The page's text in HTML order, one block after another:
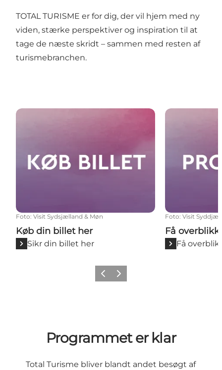
TOTAL TURISME er for dig, der vil hjem med ny
viden, stærke perspektiver og inspiration til at
tage de næste skridt – sammen med resten af
turismebranchen.
Køb din billet her
Foto: Visit Sydsjælland & Møn
Køb din billet her
Sikr din billet her
Få
Foto: Visit
Få
Få
ForrigeNæste
Programmet er klar
Total Turisme bliver blandt andet besøgt af